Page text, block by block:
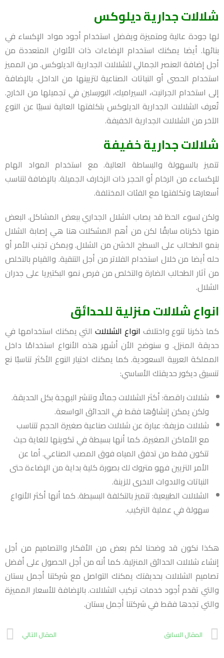
شلالات جدارية ديلوكس
لها جودة عالية ومتميزة ويفضل استخدام أجود مواد الإكساء في
بنائها. أيضا يمكنك استخدام الإضاءات ذات الألوان المتعددة من
أجل إضافة العنصر الجمالي للشلالات الجدارية الديلوكس. من المميز
استخدام الحصى أو النباتات الصناعية لتزيينها من الداخل. بالإضافة
إلى استخدام الجرانيت، السيراميك، البورسلين في تجميلها من الخارج.
تُعرف الشلالات الجدارية الديلوكس بتكلفتها العالية نسبيًا عن النوع
الآخر من الشلالات الجدارية الخفيفة.
شلالات جدارية خفيفة
تتميز بالسهولة والبساطة العالية. مع استخدام المواد الهام
للإكساءء من الرخام أو الحجر ذات الزخارف الجميلة. بالإضافة لتناسب
أسعارها وتكلفتها مع الفئات المختلفة.
ولكن لسوء الحظ قد يصاب الشلال الجداري ببعض المشاكل. البعض
منها ذكرناه سابقًا لكن من أهم المشكلات هنا هي إصابة الشلال
بنمو الطحالب على السطح الخشن من الشلال. ويمكن تجنب الأمر أو
حله أيضا من خلال استخدام الفلاتر من أجل التنقية. والقيام بالتخلص
من آثار الطحالب الضارة والتخلص من فرص نمو البكتيريا على جدران
الشلال.
انواع شلالات منزلية للحدائق
كما ذكرنا تنوع واختلاف انواع الشلالاتالتي يمكنك استخدامها في
حديقة المنزل. و سنوضح الأن أشهر هذه الأنواع استخدامًا داخل
المملكة العربية السعودية. كما يمكنك اختيار النوع الأكثر تناسبًا نع
تنسيق ديكور حديقتك الأساسي:
شلالات راقصة: أكثر الشلالات جمالًا وتنشر البهجة بكل الحديقة.
ولكن يمكن إنشاؤها فقط في الحدائق الواسعة.
شلالات مزيفة: عبارة عن شلالات صناعية صغيرة الحجم تتناسب
مع الأماكن الصغيرة. كما أنها بسيطة في تكوينها للغاية حيث
تتكون فقط من تدفق المياه فوق المصب الصناعي. أما عن
الأمر التزيين فهو متروك لك بصورة كلية بداية من الإضاءة حتى
النباتات والادوات الاخرى للزينة.
الشلالات الطبيعية: تتميز بالتكلفة البسيطة. كما أنها أكثر الأنواع
سهولة في عملية التركيب.
هكذا نكون قد وضحنا لكم بعض من الأفكار والتصاميم من أجل
إنشاء شلالات الحدائق المنزلية. كما أنه من أجل الحصول على أفضل
تصاميم الشلالات بحديقتك يمكنك التواصل مع شركتنا أجمل بستان
والتي تقدم أجود خدمات تركيب الشلالات. بالإضافة للأسعار المميزة
والتي تجدها فقط في شركتنا أجمل بستان.
المقال السابق المقال التالي